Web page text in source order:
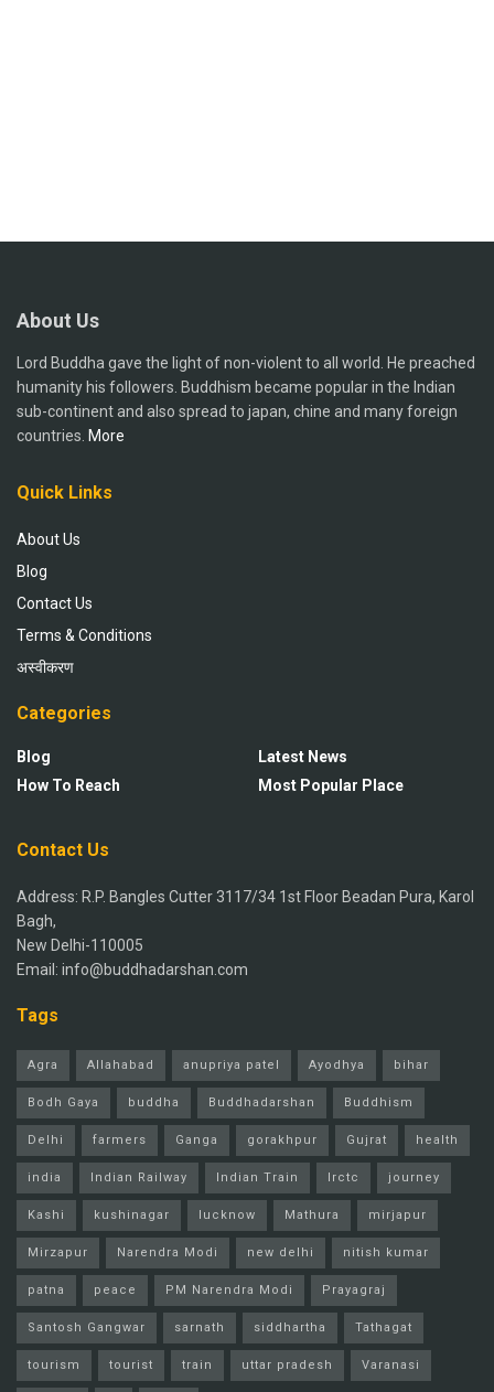
About Us
Lord Buddha gave the light of non-violent to all world. He preached
humanity his followers. Buddhism became popular in the Indian
sub-continent and also spread to japan, chine and many foreign
countries. More
Quick Links
About Us
Blog
Contact Us
Terms & Conditions
अस्वीकरण
Categories
Blog
How To Reach
Latest News
Most Popular Place
Contact Us
Address: R.P. Bangles Cutter 3117/34 1st Floor Beadan Pura, Karol
Bagh,
New Delhi-110005
Email: info@buddhadarshan.com
Tags
Agra Allahabad anupriya patel Ayodhya bihar
Bodh Gaya buddha Buddhadarshan Buddhism
Delhi farmers Ganga gorakhpur Gujrat health
india Indian Railway Indian Train Irctc journey
Kashi kushinagar lucknow Mathura mirjapur
Mirzapur Narendra Modi new delhi nitish kumar
patna peace PM Narendra Modi Prayagraj
Santosh Gangwar sarnath siddhartha Tathagat
tourism tourist train uttar pradesh Varanasi